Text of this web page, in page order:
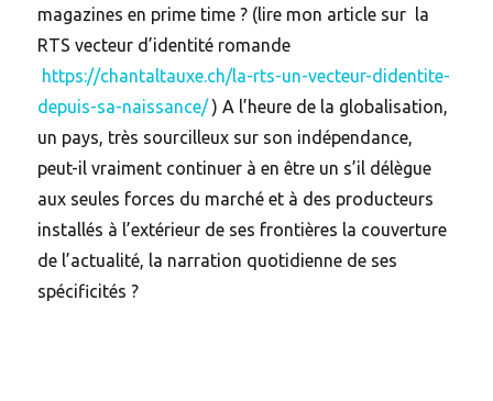
magazines en prime time ? (lire mon article sur la
RTS vecteur d’identité romande
https://chantaltauxe.ch/la-rts-un-vecteur-didentite-
depuis-sa-naissance/ ) A l’heure de la globalisation,
un pays, très sourcilleux sur son indépendance,
peut-il vraiment continuer à en être un s’il délègue
aux seules forces du marché et à des producteurs
installés à l’extérieur de ses frontières la couverture
de l’actualité, la narration quotidienne de ses
spécificités ?